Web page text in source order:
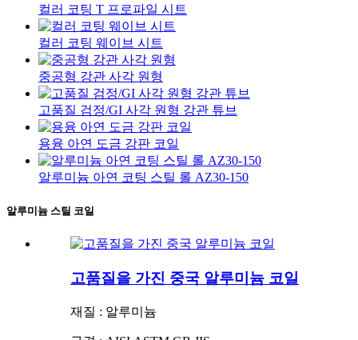
컬러 코팅 T 프로파일 시트
컬러 코팅 웨이브 시트
중공형 강관 사각 원형
고품질 검정/GI 사각 원형 강관 튜브
용융 아연 도금 강판 코일
알루미늄 아연 코팅 스틸 롤 AZ30-150
알루미늄 스틸 코일
고품질을 가진 중국 알루미늄 코일
재질 : 알루미늄